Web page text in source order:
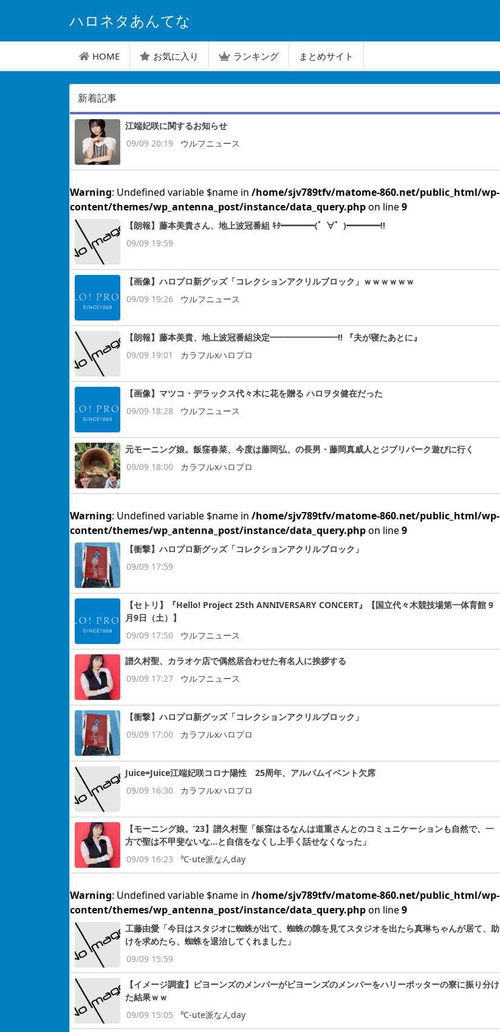
ハロネタあんてな
HOME お気に入り ランキング まとめサイト
新着記事
江端妃咲に関するお知らせ
09/09 20:19
ウルフニュース
Warning: Undefined variable $name in /home/sjv789tfv/matome-860.net/public_html/wp-
content/themes/wp_antenna_post/instance/data_query.phpon line9
【朗報】藤本美貴さん、地上波冠番組 ｷﾀ━━━━(゜∀゜)━━━━!!
09/09 19:59
【画像】ハロプロ新グッズ「コレクションアクリルブロック」ｗｗｗｗｗｗ
09/09 19:26
ウルフニュース
【朗報】藤本美貴、地上波冠番組決定━━━━━━━━!! 『夫が寝たあとに』
09/09 19:01
カラフルxハロプロ
【画像】マツコ・デラックス代々木に花を贈る ハロヲタ健在だった
09/09 18:28
ウルフニュース
元モーニング娘。飯窪春菜、今度は藤岡弘、の長男・藤岡真威人とジブリパーク遊びに行く
09/09 18:00
カラフルxハロプロ
Warning: Undefined variable $name in /home/sjv789tfv/matome-860.net/public_html/wp-
content/themes/wp_antenna_post/instance/data_query.phpon line9
【衝撃】ハロプロ新グッズ「コレクションアクリルブロック」
09/09 17:59
【セトリ】『Hello! Project 25th ANNIVERSARY CONCERT』【国立代々木競技場第一体育館 9
月9日（土）】
09/09 17:50
ウルフニュース
譜久村聖、カラオケ店で偶然居合わせた有名人に挨拶する
09/09 17:27
ウルフニュース
【衝撃】ハロプロ新グッズ「コレクションアクリルブロック」
09/09 17:00
カラフルxハロプロ
Juice=Juice江端妃咲コロナ陽性 25周年、アルバムイベント欠席
09/09 16:30
カラフルxハロプロ
【モーニング娘。’23】譜久村聖「飯窪はるなんは道重さんとのコミュニケーションも自然で、一
方で聖は不甲斐ないな…と自信をなくし上手く話せなくなった」
09/09 16:23
℃-ute派なんday
Warning: Undefined variable $name in /home/sjv789tfv/matome-860.net/public_html/wp-
content/themes/wp_antenna_post/instance/data_query.phpon line9
工藤由愛「今日はスタジオに蜘蛛が出て、蜘蛛の隙を見てスタジオを出たら真琳ちゃんが居て、助
けを求めたら、蜘蛛を退治してくれました」
09/09 15:59
【イメージ調査】ビヨーンズのメンバーがビヨーンズのメンバーをハリーポッターの寮に振り分け
た結果ｗｗ
09/09 15:05
℃-ute派なんday